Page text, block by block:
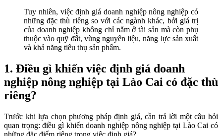
Tuy nhiên, việc định giá doanh nghiệp nông nghiệp có
những đặc thù riêng so với các ngành khác, bởi giá trị
của doanh nghiệp không chỉ nằm ở tài sản mà còn phụ
thuộc vào quỹ đất, vùng nguyên liệu, năng lực sản xuất
và khả năng tiêu thụ sản phẩm.
1. Điều gì khiến việc định giá doanh
nghiệp nông nghiệp tại Lào Cai có đặc thù
riêng?
Trước khi lựa chọn phương pháp định giá, cần trả lời một câu hỏi
quan trọng: điều gì khiến doanh nghiệp nông nghiệp tại Lào Cai có
những đặc điểm riêng trong việc định giá?